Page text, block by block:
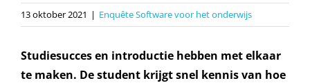
13 oktober 2021 | Enquête Software voor het onderwijs
Studiesucces en introductie hebben met elkaar
te maken. De student krijgt snel kennis van hoe